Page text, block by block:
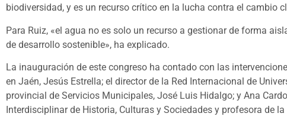
biodiversidad, y es un recurso crítico en la lucha contra el cambio
Para Ruiz, «el agua no es solo un recurso a gestionar de forma
de desarrollo sostenible», ha explicado.
La inauguración de este congreso ha contado con las
en Jaén, Jesús Estrella; el director de la Red Internacional de
provincial de Servicios Municipales, José Luis Hidalgo; y Ana
Interdisciplinar de Historia, Culturas y Sociedades y profesora de la